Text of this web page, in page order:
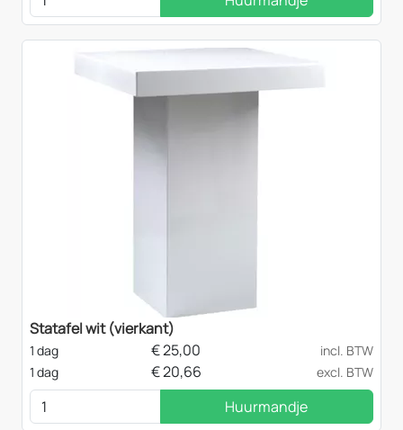
Statafel wit (vierkant)
1 dag €25,00
incl. BTW
1 dag
€20,66 excl. BTW
Huurmandje